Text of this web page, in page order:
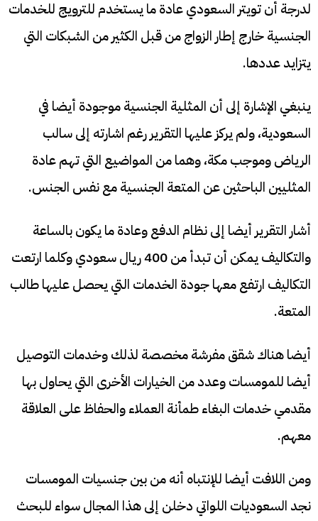
لدرجة أن تويتر السعودي عادة ما يستخدم للترويج للخدمات
الجنسية خارج إطار الزواج من قبل الكثير من الشبكات التي
يتزايد عددها.
ينبغي الإشارة إلى أن المثلية الجنسية موجودة أيضا في
السعودية، ولم يركز عليها التقرير رغم اشارته إلى سالب
الرياض وموجب مكة، وهما من المواضيع التي تهم عادة
المثليين الباحثين عن المتعة الجنسية مع نفس الجنس.
أشار التقرير أيضا إلى نظام الدفع وعادة ما يكون بالساعة
والتكاليف يمكن أن تبدأ من 400 ريال سعودي وكلما ارتعت
التكاليف ارتفع معها جودة الخدمات التي يحصل عليها طالب
المتعة.
أيضا هناك شقق مفرشة مخصصة لذلك وخدمات التوصيل
أيضا للمومسات وعدد من الخيارات الأخرى التي يحاول بها
مقدمي خدمات البغاء طمأنة العملاء والحفاظ على العلاقة
معهم.
ومن اللافت أيضا للإنتباه أنه من بين جنسيات المومسات
نجد السعوديات اللواتي دخلن إلى هذا المجال سواء للبحث